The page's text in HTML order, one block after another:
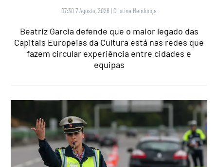
07:30 7 Agosto, 2026 | Cristina Mendonça
Beatriz Garcia defende que o maior legado das
Capitais Europeias da Cultura está nas redes que
fazem circular experiência entre cidades e
equipas